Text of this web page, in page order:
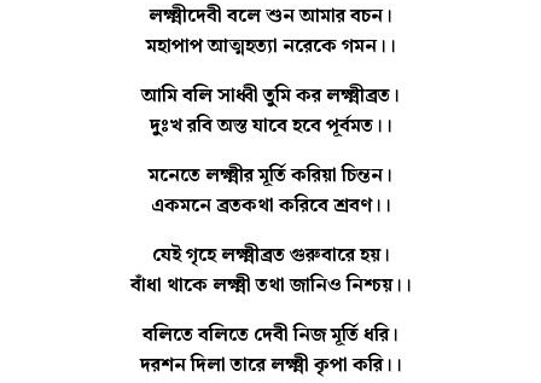
লক্ষ্মীদেবী বলে শুন আমার বচন।
মহাপাপ আত্মহত্যা নরেকে গমন।।
আমি বলি সাধ্বী তুমি কর লক্ষ্মীব্রত।
দুঃখ রবি অস্ত যাবে হবে পূর্বমত।।
মনেতে লক্ষ্মীর মূর্তি করিয়া চিন্তন।
একমনে ব্রতকথা করিবে শ্রবণ।।
যেই গৃহেলক্ষ্মীব্রতগুরুবারে হয়।
বাঁধা থাকে লক্ষ্মী তথা জানিও নিশ্চয়।।
বলিতে বলিতে দেবী নিজ মূর্তি ধরি।
দরশন দিলা তারে লক্ষ্মী কৃপা করি।।